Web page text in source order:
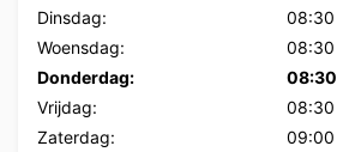
Dinsdag:
08:30
Woensdag:
08:30
Donderdag:
08:30
Vrijdag:
08:30
Zaterdag:
09:00